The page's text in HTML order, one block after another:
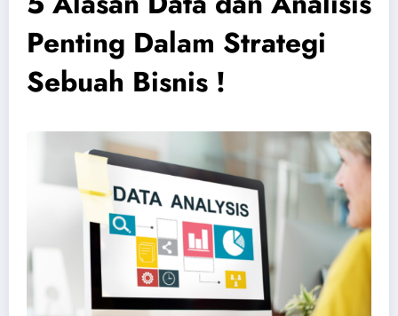
Penting Dalam Strategi
Sebuah Bisnis !